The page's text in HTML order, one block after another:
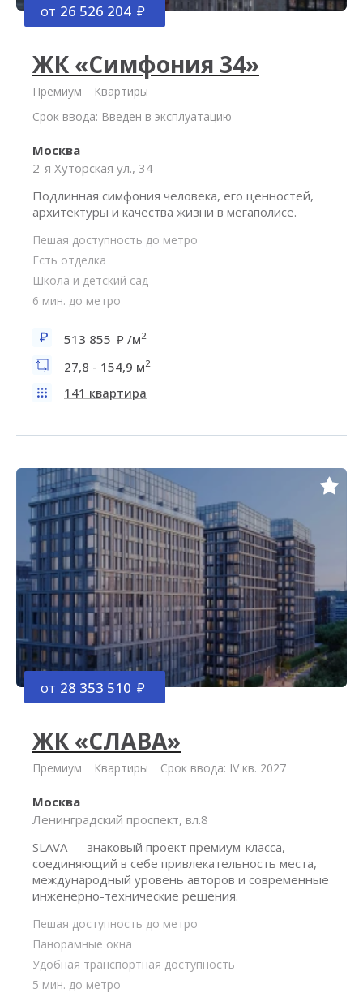
от 26 526 204
ЖК «Симфония 34»
Премиум
Квартиры
Срок ввода: Введен в эксплуатацию
Москва
2-я Хуторская ул., 34
Подлинная симфония человека, его ценностей,
архитектуры и качества жизни в мегаполисе.
Пешая доступность до метро
Есть отделка
Школа и детский сад
6 мин. до метро
513 855 /м2
27,8 - 154,9 м2
141 квартира
от 28 353 510
ЖК «СЛАВА»
Премиум Квартиры Срок ввода: IV кв. 2027
Москва
Ленинградский проспект, вл.8
SLAVA — знаковый проект премиум-класса,
соединяющий в себе привлекательность места,
международный уровень авторов и современные
инженерно-технические решения.
Пешая доступность до метро
Панорамные окна
Удобная транспортная доступность
5 мин. до метро